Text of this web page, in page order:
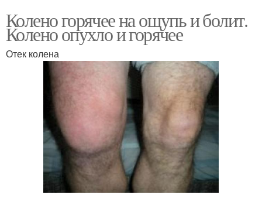
Колено горячее на ощупь и болит.
Колено опухло и горячее
Отек колена